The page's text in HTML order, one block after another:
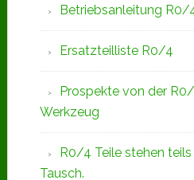
Betriebsanleitung R0/
Ersatzteilliste R0/4
Prospekte von der
Werkzeug
R0/4 Teile stehen
Tausch.